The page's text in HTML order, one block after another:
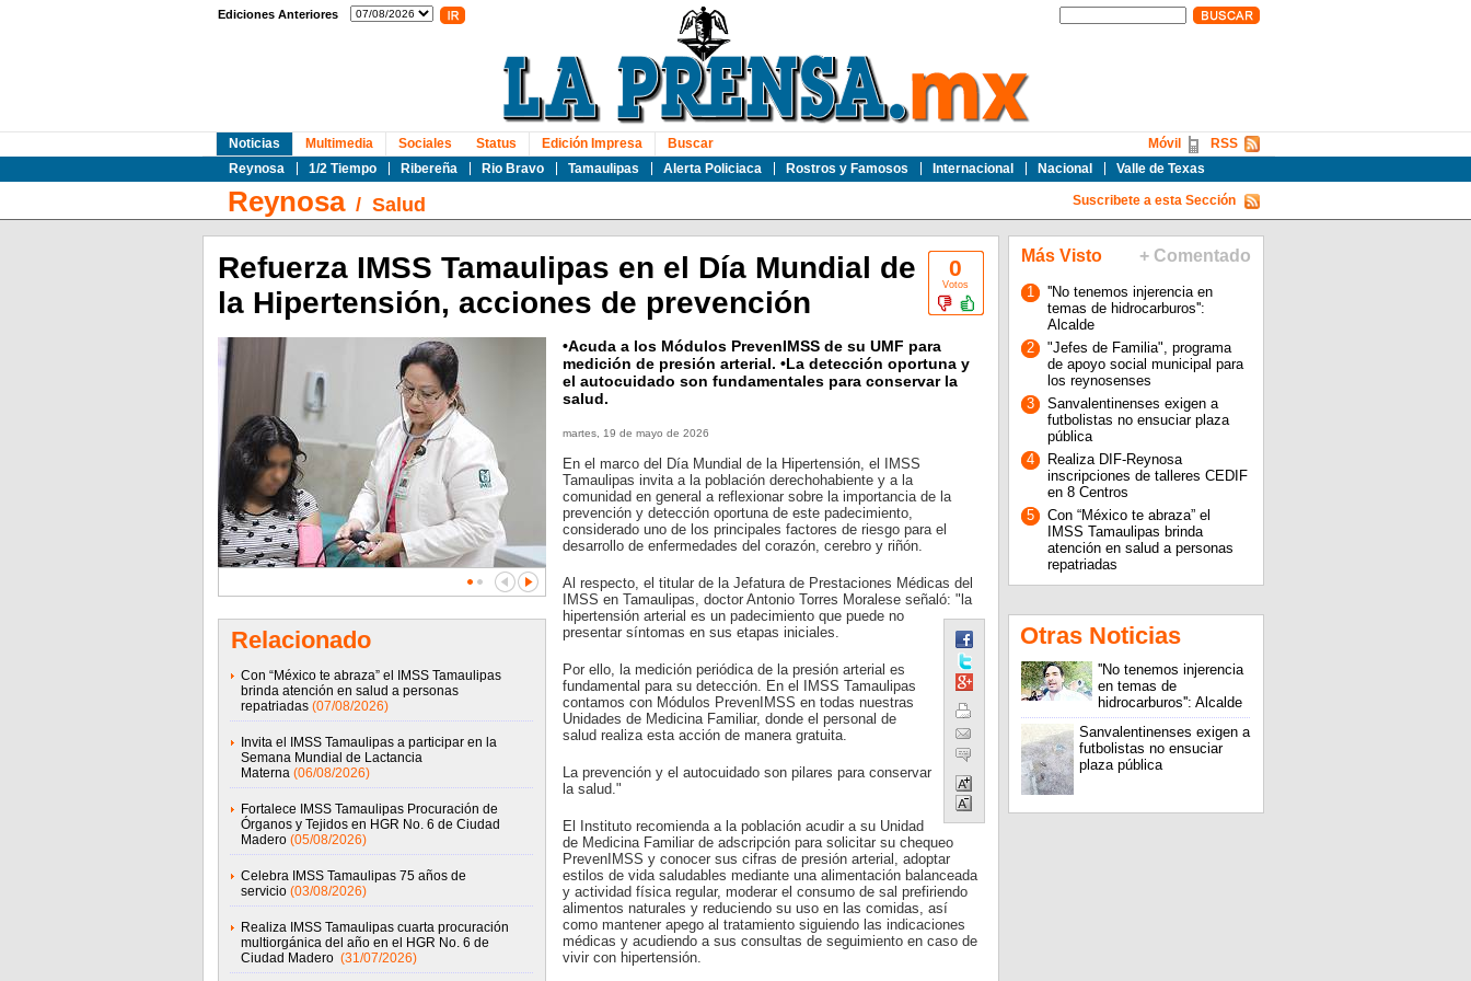
Ediciones Anteriores
Noticias
Reynosa
1/2 Tiempo Ribereña Rio Bravo Tamaulipas Alerta Policiaca Rostros y Famosos Internacional Nacional Valle de Texas
Multimedia Sociales Status Edición Impresa Buscar RSS
Móvil
Reynosa/ Salud Suscribete a esta Sección
0
Votos
Refuerza IMSS Tamaulipas en el Día Mundial de
la Hipertensión, acciones de prevención
Relacionado
Con “México te abraza” el IMSS Tamaulipas
brinda atención en salud a personas
repatriadas (07/08/2026)
Invita el IMSS Tamaulipas a participar en la
Semana Mundial de Lactancia
Materna (06/08/2026)
Fortalece IMSS Tamaulipas Procuración de
Órganos y Tejidos en HGR No. 6 de Ciudad
Madero (05/08/2026)
Celebra IMSS Tamaulipas 75 años de
servicio (03/08/2026)
Realiza IMSS Tamaulipas cuarta procuración
multiorgánica del año en el HGR No. 6 de
Ciudad Madero (31/07/2026)
•Acuda a los Módulos PrevenIMSS de su UMF para
medición de presión arterial. •La detección oportuna y
el autocuidado son fundamentales para conservar la
salud.
martes, 19 de mayo de 2026
En el marco del Día Mundial de la Hipertensión, el IMSS
Tamaulipas invita a la población derechohabiente y a la
comunidad en general a reflexionar sobre la importancia de la
prevención y detección oportuna de este padecimiento,
considerado uno de los principales factores de riesgo para el
desarrollo de enfermedades del corazón, cerebro y riñón.
Al respecto, el titular de la Jefatura de Prestaciones Médicas del
IMSS en Tamaulipas, doctor Antonio Torres Moralese señaló: "la
hipertensión arterial es un padecimiento que puede no
presentar síntomas en sus etapas iniciales.
Por ello, la medición periódica de la presión arterial es
fundamental para su detección. En el IMSS Tamaulipas
contamos con Módulos PrevenIMSS en todas nuestras
Unidades de Medicina Familiar, donde el personal de
salud realiza esta acción de manera gratuita.
La prevención y el autocuidado son pilares para conservar
la salud."
El Instituto recomienda a la población acudir a su Unidad
de Medicina Familiar de adscripción para solicitar su chequeo
PrevenIMSS y conocer sus cifras de presión arterial, adoptar
estilos de vida saludables mediante una alimentación balanceada
y actividad física regular, moderar el consumo de sal prefiriendo
alimentos naturales y reduciendo su uso en las comidas, así
como mantener apego al tratamiento siguiendo las indicaciones
médicas y acudiendo a sus consultas de seguimiento en caso de
vivir con hipertensión.
Más Visto + Comentado
1
''No tenemos injerencia en
temas de hidrocarburos'':
Alcalde
2
"Jefes de Familia", programa
de apoyo social municipal para
los reynosenses
3
Sanvalentinenses exigen a
futbolistas no ensuciar plaza
pública
4
Realiza DIF-Reynosa
inscripciones de talleres CEDIF
en 8 Centros
5
Con “México te abraza” el
IMSS Tamaulipas brinda
atención en salud a personas
repatriadas
Otras Noticias
''No tenemos injerencia
en temas de
hidrocarburos'': Alcalde
Sanvalentinenses exigen a
futbolistas no ensuciar
plaza pública